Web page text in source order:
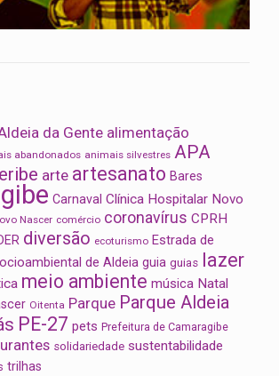
da Gente alimentação
abandonados animais silvestres APA
arte artesanato Bares
Carnaval Clínica Hospitalar Novo
Nascer comércio coronavírus CPRH
diversão ecoturismo Estrada de
de Aldeia guia guias lazer
meio ambiente música Natal
Oitenta Parque Parque Aldeia
PE-27 pets Prefeitura de Camaragibe
solidariedade sustentabilidade
trilhas